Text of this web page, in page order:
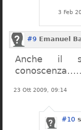
3 Feb
#9 Emanuel
Anche il
23 Ott 2009, 09:14
#10